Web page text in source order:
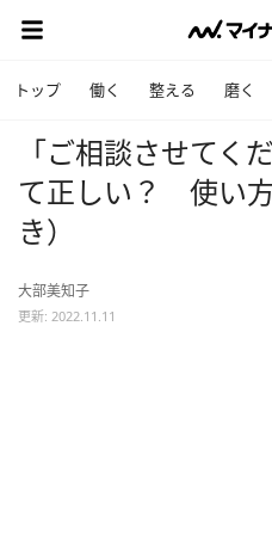
トップ 働く 整える 磨く
「ご相談させてく
て正しい？ 使い
き）
大部美知子
更新: 2022.11.11